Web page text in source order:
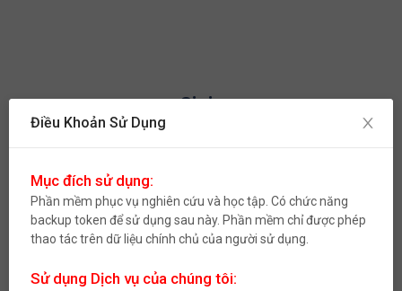
Sigin
Gift Card Android
Điều Khoản Sử Dụng
Mục đích sử dụng:
Phần mềm phục vụ nghiên cứu và học tập. Có chức năng
backup token để sử dụng sau này. Phần mềm chỉ được phép
thao tác trên dữ liệu chính chủ của người sử dụng.
Sử dụng Dịch vụ của chúng tôi: